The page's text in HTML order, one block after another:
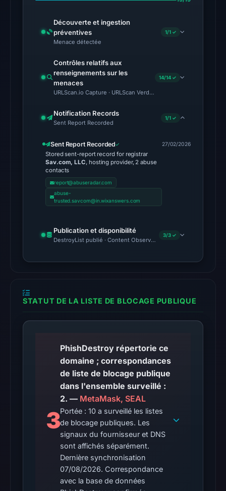
UTC.
External
2
(MetaMask,
in
snapshot
from
7,
at
UTC.
latest
HTTP
502
7,
2026
at
01:55
UTC,
so
content
was
unavailable
at
the
Découverte et ingestion
préventives
Menace détectée
1/1 ✓
Contrôles relatifs aux
renseignements sur les
menaces
URLScan.io Capture · URLScan Verdict · Cloudflare Radar
14/14 ✓
Notification Records
Sent Report Recorded
1/1 ✓
Sent Report Recorded
Stored sent-report record for registrar
Sav.com, LLC, hosting provider, 2 abuse
contacts
report@abuseradar.com
abuse-
trusted.savcom@in.wixanswers.com
27/02/2026
Publication et disponibilité
DestroyList publié · Content Observed Unavailable · Délai
3/3 ✓
STATUT DE LA LISTE DE BLOCAGE PUBLIQUE
3
PhishDestroy répertorie ce
domaine ; correspondances
de liste de blocage publique
dans l'ensemble surveillé :
2. — MetaMask, SEAL
Portée : 10 a surveillé les listes
de blocage publiques. Les
signaux du fournisseur et DNS
sont affichés séparément.
Dernière synchronisation
07/08/2026. Correspondance
avec la base de données